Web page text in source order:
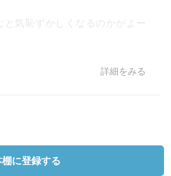
と気恥ずかしくなるのかがよー
詳細をみる
棚に登録する